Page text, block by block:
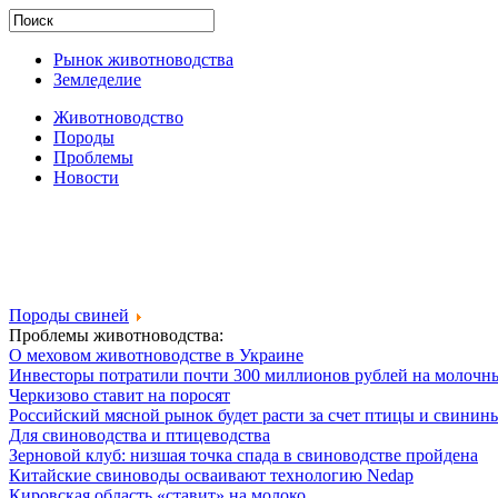
Рынок животноводства
Земледелие
Животноводство
Породы
Проблемы
Новости
Породы свиней
Проблемы животноводства:
О меховом животноводстве в Украине
Инвесторы потратили почти 300 миллионов рублей на
Черкизово ставит на поросят
Российский мясной рынок будет расти за счет птицы и
Для свиноводства и птицеводства
Зерновой клуб: низшая точка спада в свиноводстве пройдена
Китайские свиноводы осваивают технологию Nedap